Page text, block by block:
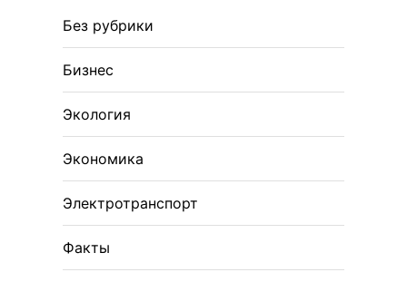
Без рубрики
Бизнес
Экология
Экономика
Электротранспорт
Факты